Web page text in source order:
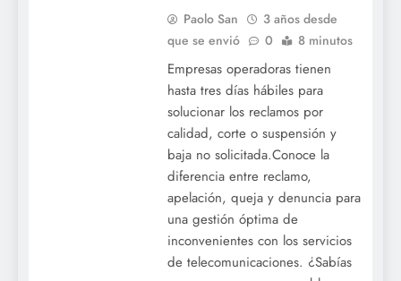
Paolo San
3 años desde
que se envió
0 8 minutos
Empresas operadoras tienen
hasta tres días hábiles para
solucionar los reclamos por
calidad, corte o suspensión y
baja no solicitada.Conoce la
diferencia entre reclamo,
apelación, queja y denuncia para
una gestión óptima de
inconvenientes con los servicios
de telecomunicaciones. ¿Sabías